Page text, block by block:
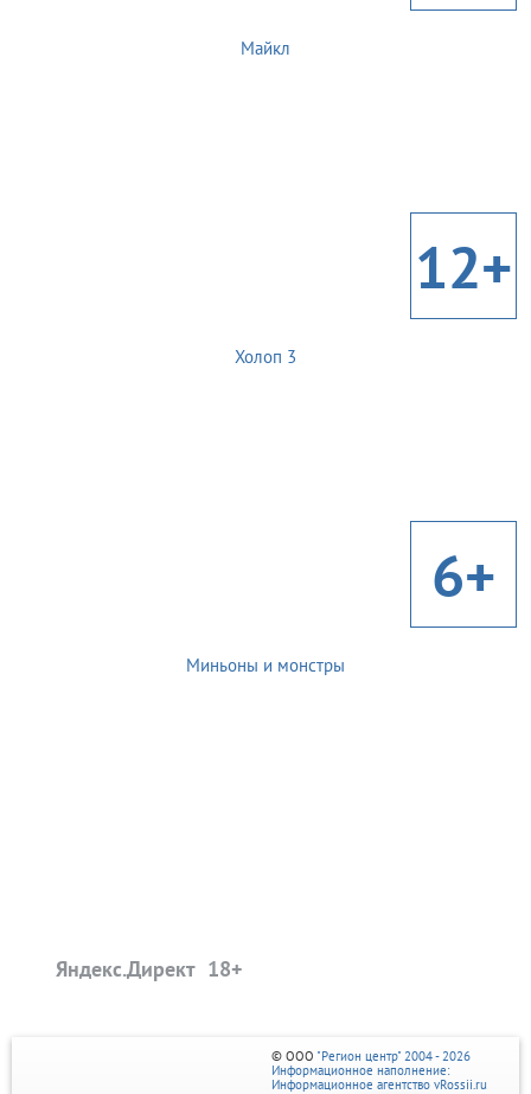
Майкл
12+
Холоп 3
6+
Миньоны и монстры
Яндекс.Директ
© ООО "Регион центр" 2004 - 2026
Информационное наполнение:
Информационное агентство vRossii.ru